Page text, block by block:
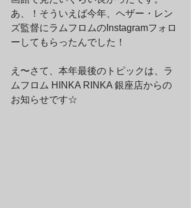
あ、！そういえば今年、ヘザー・レン
ズ監督にラムフロムのInstagramフォロ
ーしてもらったんでした！
え〜さて、本年最後のトピックは、ラ
ムフロム HINKA RINKA 銀座店からの
お知らせです☆